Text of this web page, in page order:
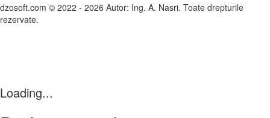
dzosoft.com © 2022 - 2026 Autor: Ing. A. Nasri. Toate drepturile
rezervate.
Loading...